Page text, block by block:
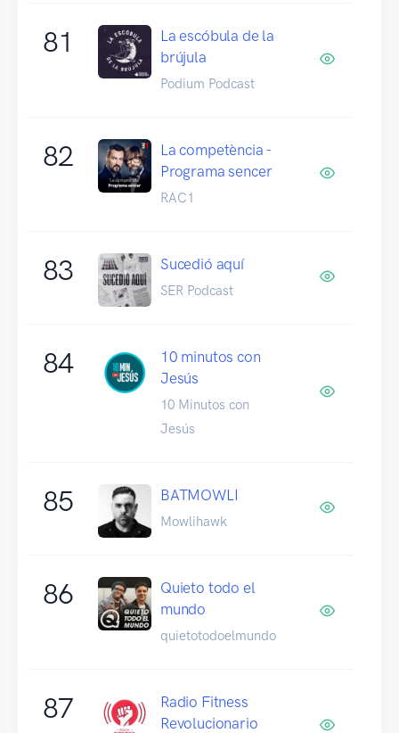
81
La escóbula de la
brújula
Podium Podcast
82
La competència -
Programa sencer
RAC1
83 Sucedió aquí
SER Podcast
84
10 minutos con
Jesús
10 Minutos con
Jesús
85 BATMOWLI
Mowlihawk
86
Quieto todo el
mundo
quietotodoelmundo
87
Radio Fitness
Revolucionario